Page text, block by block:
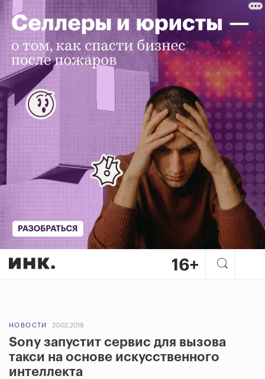
НОВОСТИ 20.02.2018
Sony запустит сервис для вызова
такси на основе искусственного
интеллекта